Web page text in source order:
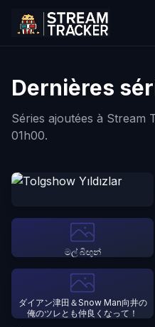
Dernières
Séries ajoutées à Stream
01h00.
මල් බිඟුන්
ダイアン津田＆Snow Man向井の
俺のツレとも仲良くなって！